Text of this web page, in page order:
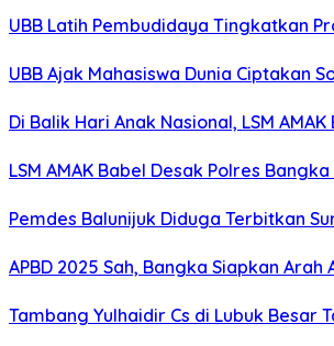
UBB Latih Pembudidaya Tingkatkan
UBB Ajak Mahasiswa Dunia Ciptakan
Di Balik Hari Anak Nasional, LSM
LSM AMAK Babel Desak Polres
Pemdes Balunijuk Diduga Terbitkan
APBD 2025 Sah, Bangka Siapkan
Tambang Yulhaidir Cs di Lubuk Besar